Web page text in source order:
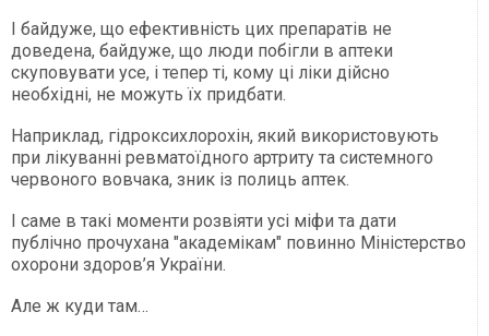
І байдуже, що ефективність цих препаратів не
доведена, байдуже, що люди побігли в аптеки
скуповувати усе, і тепер ті, кому ці ліки дійсно
необхідні, не можуть їх придбати.
Наприклад, гідроксихлорохін, який використовують
при лікуванні ревматоїдного артриту та системного
червоного вовчака, зник із полиць аптек.
І саме в такі моменти розвіяти усі міфи та дати
публічно прочухана "академікам" повинно Міністерство
охорони здоров’я України.
Але ж куди там…